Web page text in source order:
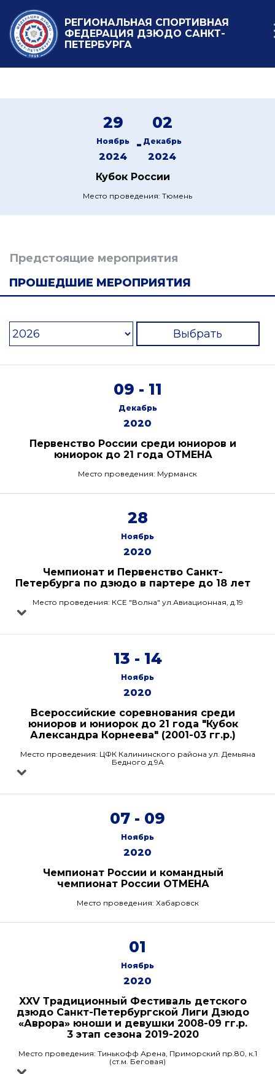
РЕГИОНАЛЬНАЯ СПОРТИВНАЯ
ФЕДЕРАЦИЯ ДЗЮДО САНКТ-
ПЕТЕРБУРГА
29
Ноябрь
2024
-
02
Декабрь
2024
Кубок России
Место проведения: Тюмень
Предстоящие мероприятия
ПРОШЕДШИЕ МЕРОПРИЯТИЯ
Выбрать
09 - 11
Декабрь
2020
Первенство России среди юниоров и
юниорок до 21 года ОТМЕНА
Место проведения: Мурманск
28
Ноябрь
2020
Чемпионат и Первенство Санкт-
Петербурга по дзюдо в партере до 18 лет
Место проведения: КСЕ "Волна" ул.Авиационная, д.19
13 - 14
Ноябрь
2020
Всероссийские соревнования среди
юниоров и юниорок до 21 года "Кубок
Александра Корнеева" (2001-03 гг.р.)
Место проведения: ЦФК Калининского района ул. Демьяна
Бедного д.9А
07 - 09
Ноябрь
2020
Чемпионат России и командный
чемпионат России ОТМЕНА
Место проведения: Хабаровск
01
Ноябрь
2020
XXV Традиционный Фестиваль детского
дзюдо Санкт-Петербургской Лиги Дзюдо
«Аврора» юноши и девушки 2008-09 гг.р.
3 этап сезона 2019-2020
Место проведения: Тинькофф Арена, Приморский пр.80, к.1
(ст.м. Беговая)